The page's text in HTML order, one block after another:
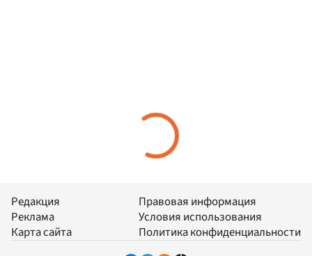
Редакция
Реклама
Карта сайта
Правовая информация
Условия использования
Политика конфиденциальности